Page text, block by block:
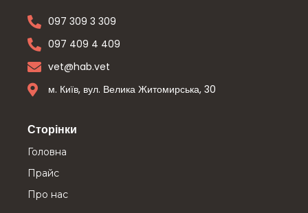
097 309 3 309
097 409 4 409
vet@hab.vet
м. Київ, вул. Велика Житомирська, 30
Сторінки
Головна
Прайс
Про нас